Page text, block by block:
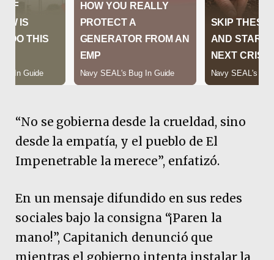
“No se gobierna desde la crueldad, sino
desde la empatía, y el pueblo de El
Impenetrable la merece”, enfatizó.
En un mensaje difundido en sus redes
sociales bajo la consigna “¡Paren la
mano!”, Capitanich denunció que
mientras el gobierno intenta instalar la